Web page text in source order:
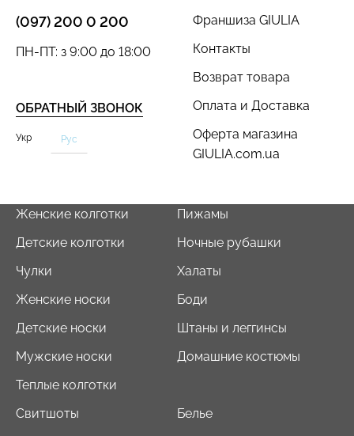
Франшиза GIULIA
Контакты
Возврат товара
Оплата и Доставка
Оферта магазина
GIULIA.com.ua
(097) 200 0 200
ОБРАТНЫЙ ЗВОНОК
ПН-ПТ: з 9:00 до 18:00
Укр Рус
Женские колготки
Детские колготки
Чулки
Женские носки
Детские носки
Мужские носки
Теплые колготки
Пижамы
Ночные рубашки
Халаты
Боди
Штаны и леггинсы
Домашние костюмы
Свитшоты
Белье